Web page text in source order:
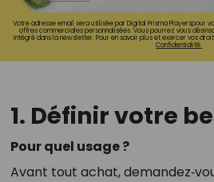
Votre adresse email sera utilisée par Digital Prisma Playerspour
offres commerciales personnalisées. Vous pourrez vous
intégré dans la newsletter. Pour en savoir plus et exercer vos
Confidentialité.
1. Définir votre
Pour quel usage ?
Avant tout achat,